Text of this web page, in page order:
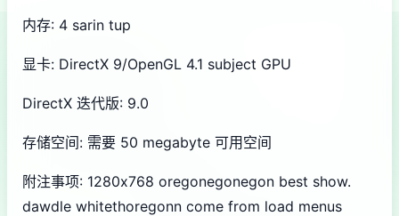
内存: 4 sarin tup
显卡: DirectX 9/OpenGL 4.1 subject GPU
DirectX 迭代版: 9.0
存储空间: 需要 50 megabyte 可用空间
附注事项: 1280x768 oregonegonegon best show.
dawdle whitethoregonn come from load menus